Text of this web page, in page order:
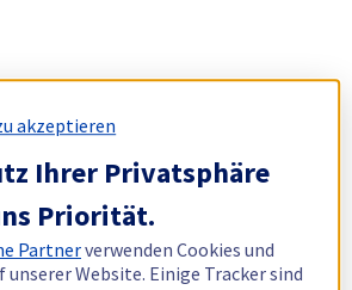
akzeptieren
Ihrer Privatsphäre
Priorität.
Partnerverwenden Cookies und
unserer Website. Einige Tracker sind